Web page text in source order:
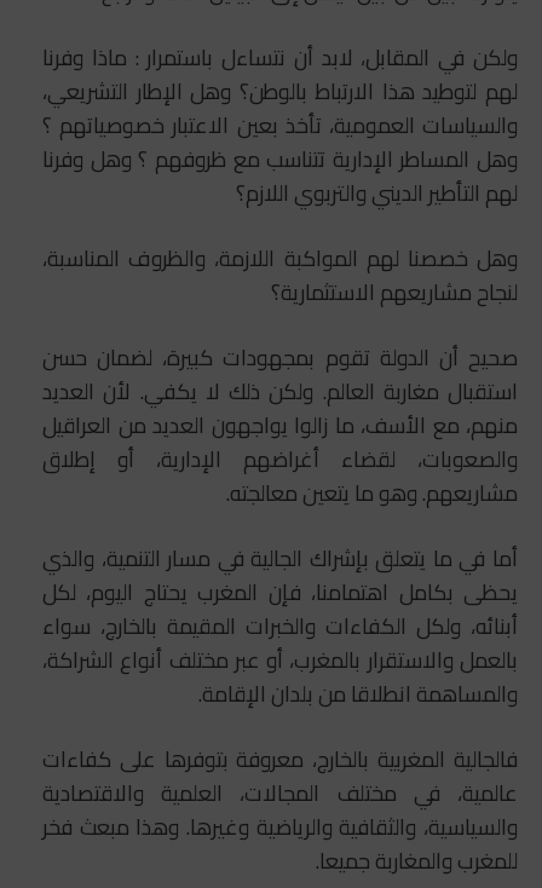
ولكن في المقابل، لابد أن نتساءل باستمرار : ماذا وفرنا
لهم لتوطيد هذا الارتباط بالوطن؟ وهل الإطار التشريعي،
والسياسات العمومية، تأخذ بعين الاعتبار خصوصياتهم ؟
وهل المساطر الإدارية تتناسب مع ظروفهم ؟ وهل وفرنا
لهم التأطير الديني والتربوي اللازم؟
وهل خصصنا لهم المواكبة اللازمة، والظروف المناسبة،
لنجاح مشاريعهم الاستثمارية؟
صحيح أن الدولة تقوم بمجهودات كبيرة، لضمان حسن
استقبال مغاربة العالم. ولكن ذلك لا يكفي. لأن العديد
منهم، مع الأسف، ما زالوا يواجهون العديد من العراقيل
والصعوبات، لقضاء أغراضهم الإدارية، أو إطلاق
مشاريعهم. وهو ما يتعين معالجته.
أما في ما يتعلق بإشراك الجالية في مسار التنمية، والذي
يحظى بكامل اهتمامنا، فإن المغرب يحتاج اليوم، لكل
أبنائه، ولكل الكفاءات والخبرات المقيمة بالخارج، سواء
بالعمل والاستقرار بالمغرب، أو عبر مختلف أنواع الشراكة،
والمساهمة انطلاقا من بلدان الإقامة.
فالجالية المغربية بالخارج، معروفة بتوفرها على كفاءات
عالمية، في مختلف المجالات، العلمية والاقتصادية
والسياسية، والثقافية والرياضية وغيرها. وهذا مبعث فخر
للمغرب والمغاربة جميعا.